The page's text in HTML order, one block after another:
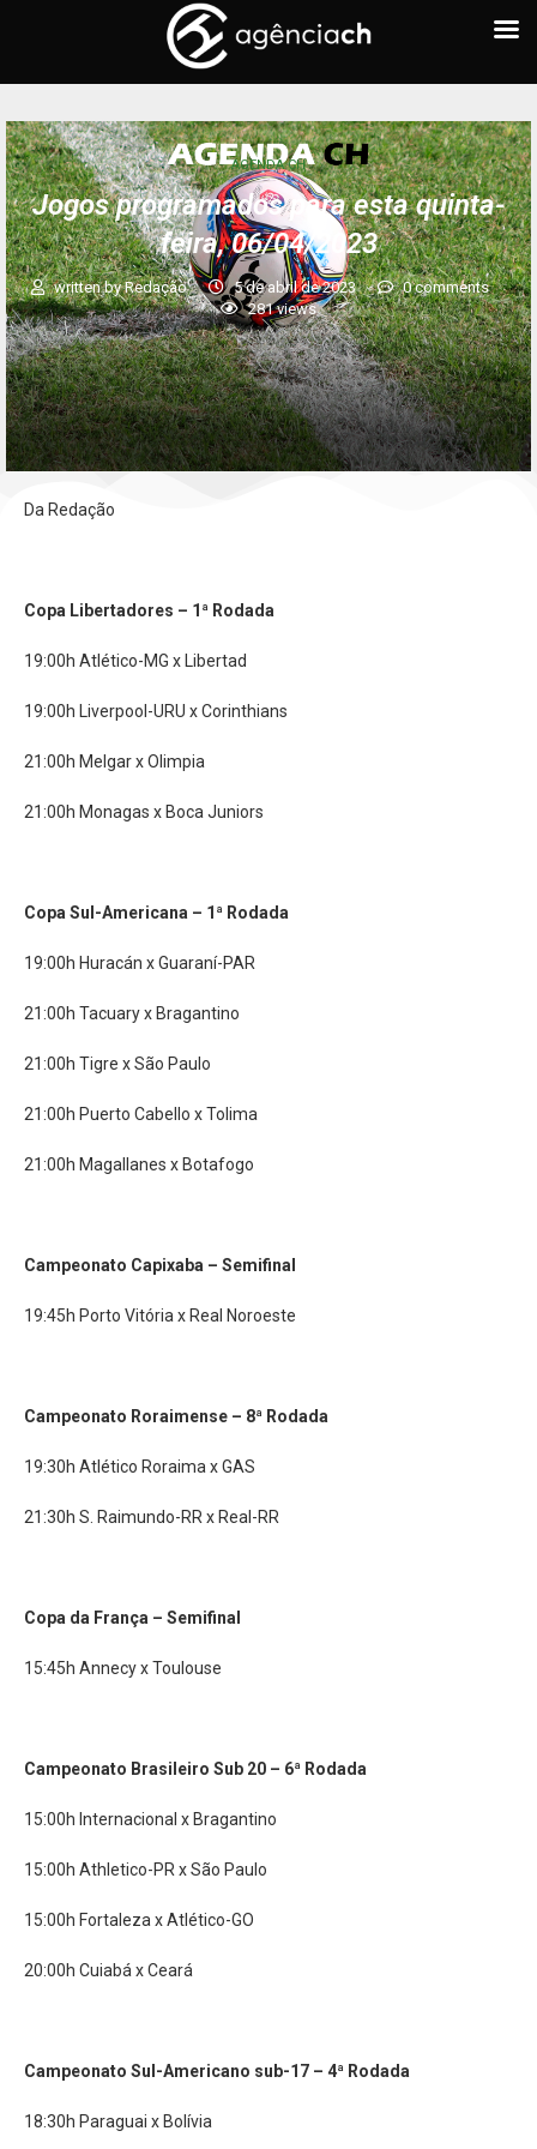
AGENDA CH
Jogos programados para esta quinta-
feira, 06/04/2023
written byRedação 5 de abril de 2023
0 comments
281views
Da Redação
Copa Libertadores – 1ª Rodada
19:00h Atlético-MG x Libertad
19:00h Liverpool-URU x Corinthians
21:00h Melgar x Olimpia
21:00h Monagas x Boca Juniors
Copa Sul-Americana – 1ª Rodada
19:00h Huracán x Guaraní-PAR
21:00h Tacuary x Bragantino
21:00h Tigre x São Paulo
21:00h Puerto Cabello x Tolima
21:00h Magallanes x Botafogo
Campeonato Capixaba – Semifinal
19:45h Porto Vitória x Real Noroeste
Campeonato Roraimense – 8ª Rodada
19:30h Atlético Roraima x GAS
21:30h S. Raimundo-RR x Real-RR
Copa da França – Semifinal
15:45h Annecy x Toulouse
Campeonato Brasileiro Sub 20 – 6ª Rodada
15:00h Internacional x Bragantino
15:00h Athletico-PR x São Paulo
15:00h Fortaleza x Atlético-GO
20:00h Cuiabá x Ceará
Campeonato Sul-Americano sub-17 – 4ª Rodada
18:30h Paraguai x Bolívia